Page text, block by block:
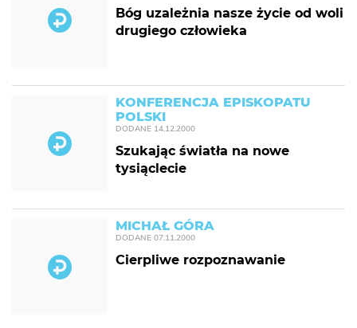
Bóg uzależnia nasze życie od woli
drugiego człowieka
KONFERENCJA EPISKOPATU
POLSKI
DODANE 14.12.2000
Szukając światła na nowe
tysiąclecie
MICHAŁ GÓRA
DODANE 07.11.2000
Cierpliwe rozpoznawanie